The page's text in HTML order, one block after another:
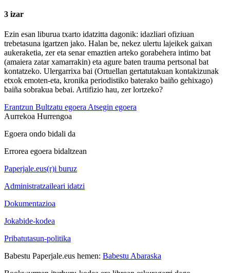
3 izar
Ezin esan liburua txarto idatzitta dagonik: idazliari ofiziuan
trebetasuna igartzen jako. Halan be, nekez ulertu lajeikek gaixan
aukeraketia, zer eta senar emaztien arteko gorabehera intimo bat
(amaiera zatar xamarrakin) eta agure baten trauma pertsonal bat
kontatzeko. Ulergarrixa bai (Ortuellan gertatutakuan kontakizunak
etxok emoten-eta, kronika periodistiko baterako baiño gehixago)
baiña sobrakua bebai. Artifizio hau, zer lortzeko?
Erantzun Bultzatu egoera Atsegin egoera
Aurrekoa Hurrengoa
Egoera ondo bidali da
Errorea egoera bidaltzean
Paperjale.eus(r)i buruz
Administratzaileari idatzi
Dokumentazioa
Jokabide-kodea
Pribatutasun-politika
Babestu Paperjale.eus hemen: Babestu Abaraska